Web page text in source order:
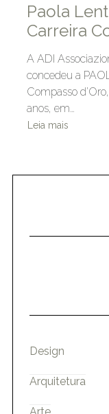
Paola
Carreira
A ADI
concedeu a
Compasso
anos, em…
Leia mais
Design
Arquitetura